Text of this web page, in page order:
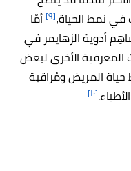
في نمط الحياة،[٩]
أمّا
أدوية الزهايمر في
المعرفية الأخرى لبعض
حياة المريض ومُراقبة
[١٠]